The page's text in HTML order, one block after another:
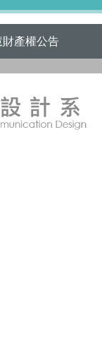
財產權公告